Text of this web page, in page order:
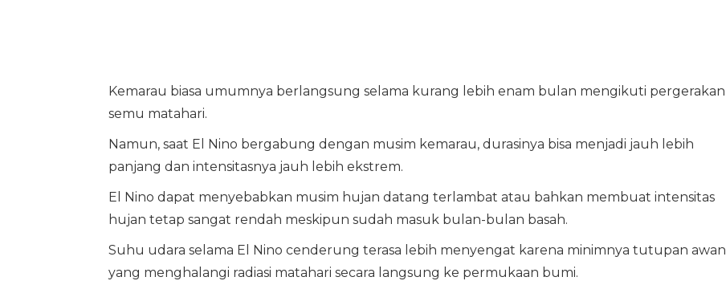
Kemarau biasa umumnya berlangsung selama kurang lebih enam bulan mengikuti pergerakan
semu matahari.
Namun, saat El Nino bergabung dengan musim kemarau, durasinya bisa menjadi jauh lebih
panjang dan intensitasnya jauh lebih ekstrem.
El Nino dapat menyebabkan musim hujan datang terlambat atau bahkan membuat intensitas
hujan tetap sangat rendah meskipun sudah masuk bulan-bulan basah.
Suhu udara selama El Nino cenderung terasa lebih menyengat karena minimnya tutupan awan
yang menghalangi radiasi matahari secara langsung ke permukaan bumi.